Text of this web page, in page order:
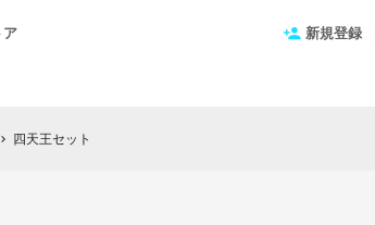
ア 新規登録
chevron_right 四天王セット